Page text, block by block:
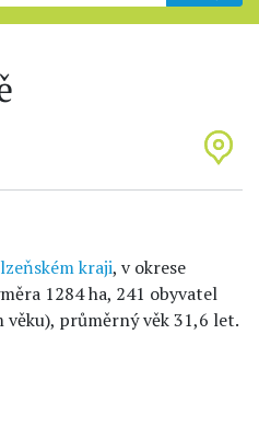
kraji, v okrese
1284 ha, 241 obyvatel
průměrný věk 31,6 let.